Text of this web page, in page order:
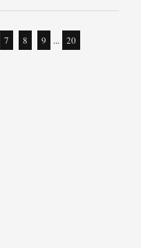
7 8 9 ... 20